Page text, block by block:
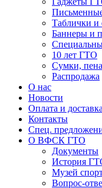
Таблички и
Баннеры и
10 лет ГТО
Сумки,
Распродажа
О нас
Новости
Оплата и доставка
Контакты
Спец.
О ВФСК ГТО
Документы
История
Музей
Вопрос-